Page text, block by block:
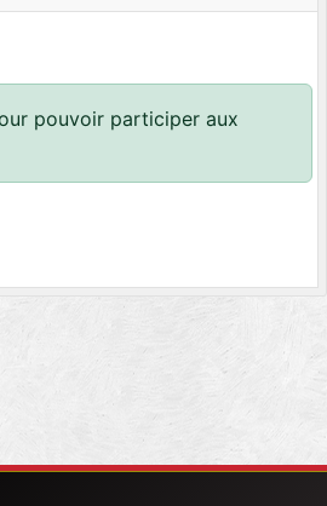
pouvoir participer aux